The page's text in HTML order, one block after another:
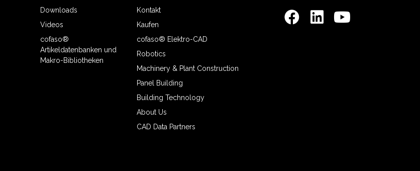
Downloads
Videos
cofaso®
Artikeldatenbanken und
Makro-Bibliotheken
Kontakt
Kaufen
cofaso® Elektro-CAD
Robotics
Machinery & Plant Construction
Panel Building
Building Technology
About Us
CAD Data Partners